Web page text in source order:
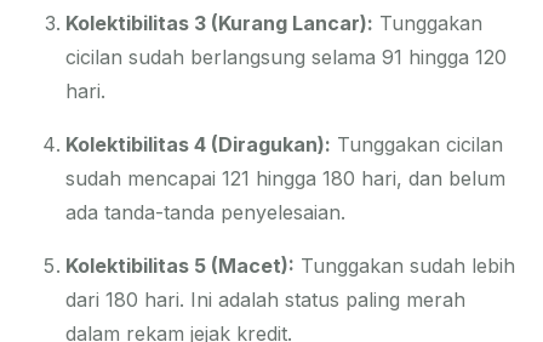
Kolektibilitas 3 (Kurang Lancar): Tunggakan
cicilan sudah berlangsung selama 91 hingga 120
hari.
Kolektibilitas 4 (Diragukan): Tunggakan cicilan
sudah mencapai 121 hingga 180 hari, dan belum
ada tanda-tanda penyelesaian.
Kolektibilitas 5 (Macet): Tunggakan sudah lebih
dari 180 hari. Ini adalah status paling merah
dalam rekam jejak kredit.